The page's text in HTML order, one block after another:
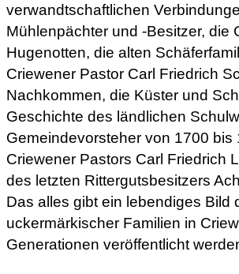
verwandtschaftlichen
Mühlenpächter und -Besitzer, die
Hugenotten, die alten
Criewener Pastor Carl Friedrich
Nachkommen, die Küster und
Geschichte des ländlichen
Gemeindevorsteher von 1700
Criewener Pastors Carl Friedrich
des letzten Rittergutsbesitzers
Das alles gibt ein lebendiges Bild
uckermärkischer Familien in
Generationen veröffentlicht